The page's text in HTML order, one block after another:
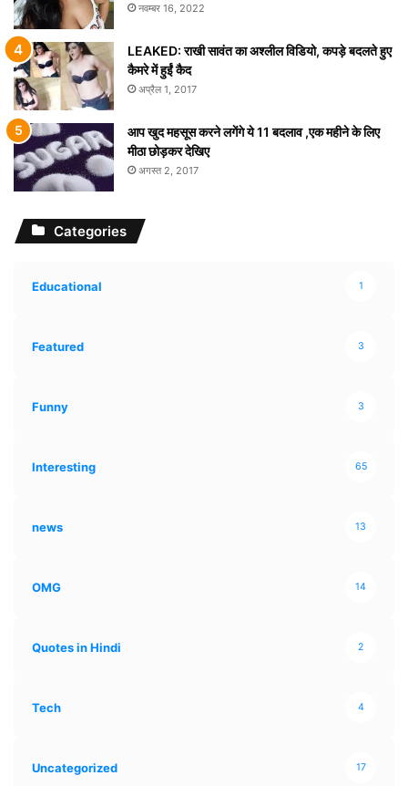
नवम्बर 16, 2022
LEAKED: राखी सावंत का अश्लील विडियो, कपड़े बदलते हुए
कैमरे में हुईं कैद
अप्रैल 1, 2017
आप खुद महसूस करने लगेंगे ये 11 बदलाव ,एक महीने के लिए
मीठा छोड़कर देखिए
अगस्त 2, 2017
Categories
Educational 1
Featured 3
Funny 3
Interesting 65
news 13
OMG 14
Quotes in Hindi 2
Tech 4
Uncategorized 17